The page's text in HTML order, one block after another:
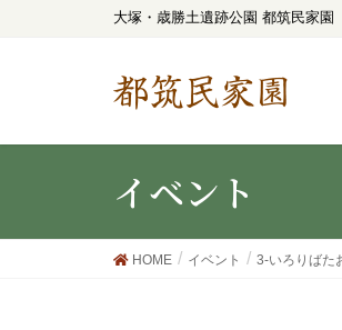
大塚・歳勝土遺跡公園 都筑民家園
都筑民家園
イベント
HOME イベント 3-いろりばた